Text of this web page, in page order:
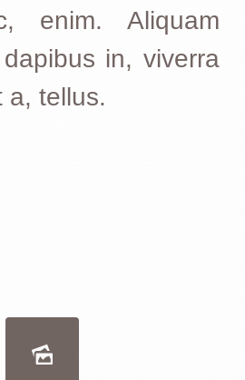
enim. Aliquam
in, viverra
a, tellus.